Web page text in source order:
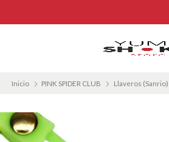
Inicio PINK SPIDER CLUB Llaveros (Sanrio)